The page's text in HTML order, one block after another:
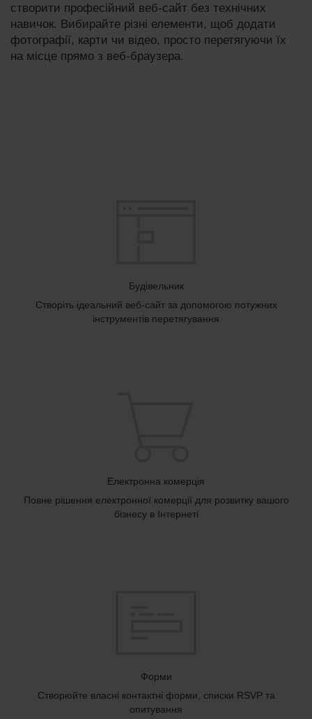
створити професійний веб-сайт без технічних
навичок. Вибирайте різні елементи, щоб додати
фотографії, карти чи відео, просто перетягуючи їх
на місце прямо з веб-браузера.
Будівельник
Створіть ідеальний веб-сайт за допомогою потужних
інструментів перетягування
Електронна комерція
Повне рішення електронної комерції для розвитку вашого
бізнесу в Інтернеті
Форми
Створюйте власні контактні форми, списки RSVP та
опитування